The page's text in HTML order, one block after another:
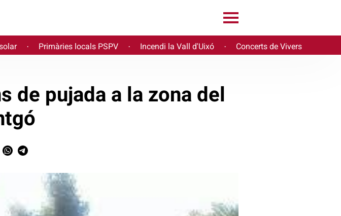
· Primàries locals PSPV · Incendi la Vall d'Uixó · Concerts de Vivers
de pujada a la zona del